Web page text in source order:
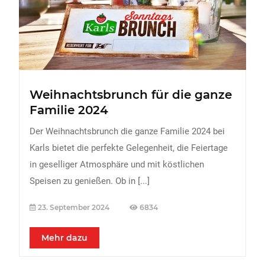
FREIZEIT
Veranstaltungen
Essen & Trinken
ERDBEEREN
Weihnachtsbrunch für die ganze
Familie 2024
Der Weihnachtsbrunch die ganze Familie 2024 bei
Karls bietet die perfekte Gelegenheit, die Feiertage
in geselliger Atmosphäre und mit köstlichen
Speisen zu genießen. Ob in [...]
23. September 2024 6834
Mehr dazu